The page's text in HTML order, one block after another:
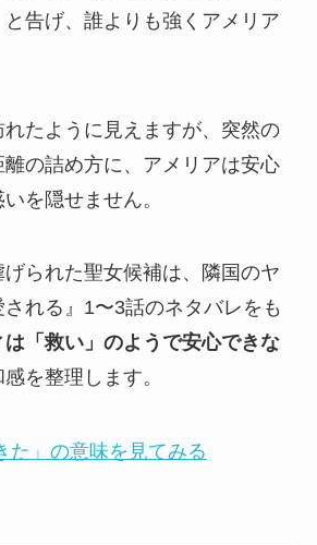
告げ、誰よりも強くアメリア
たように見えますが、突然の
の詰め方に、アメリアは安心
を隠せません。
られた聖女候補は、隣国のヤ
れる』1〜3話のネタバレをも
「救い」のようで安心できな
を整理します。
た」の意味を見てみる